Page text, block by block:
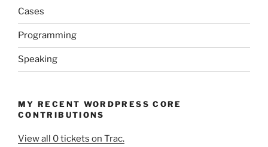
Cases
Programming
Speaking
MY RECENT WORDPRESS CORE
CONTRIBUTIONS
View all 0 tickets on Trac.